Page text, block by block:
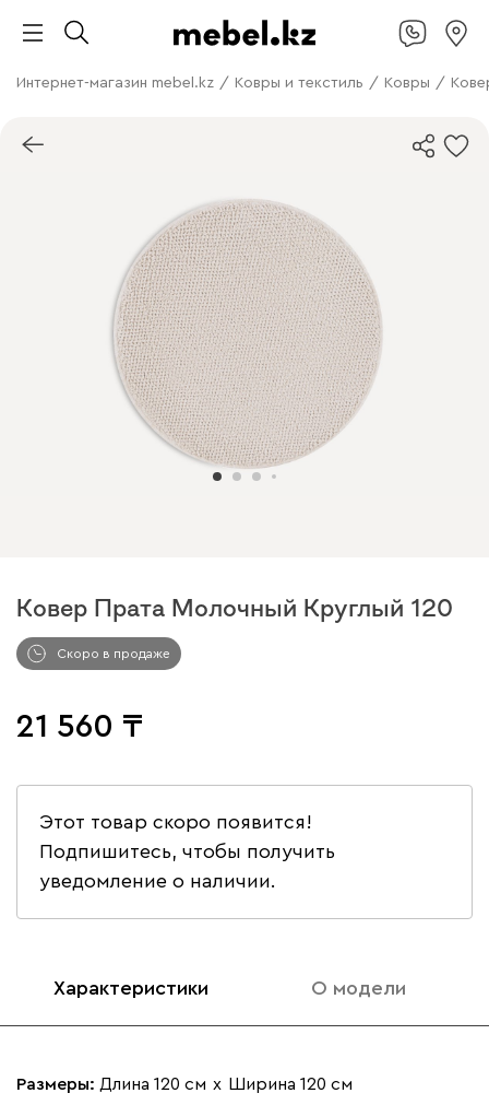
Интернет-магазин mebel.kz / Ковры и текстиль / Ковры /
Ковер Прата Молочный Круглый 120
Скоро в продаже
21 560
Этот товар скоро появится!
Подпишитесь, чтобы получить
уведомление о наличии.
Характеристики О модели
Размеры: Длина 120 см х Ширина 120 см